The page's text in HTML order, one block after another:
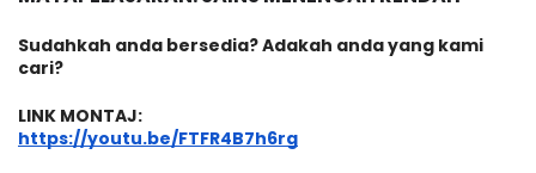
Sudahkah anda bersedia? Adakah anda yang kami
cari?
LINK MONTAJ:
https://youtu.be/FTFR4B7h6rg